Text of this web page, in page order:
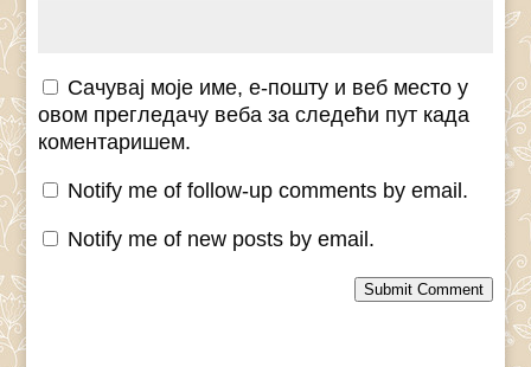
Сачувај моје име, е-пошту и веб место у
овом прегледачу веба за следећи пут када
коментаришем.
Notify me of follow-up comments by email.
Notify me of new posts by email.
Submit Comment